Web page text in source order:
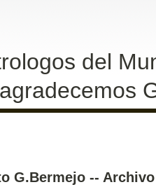
del
G.Bermejo --